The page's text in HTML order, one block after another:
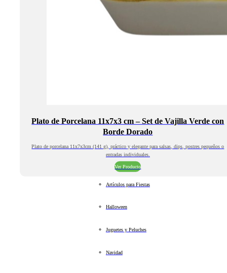
Plato de Porcelana 11x7x3 cm – Set de Vajilla Verde con
Borde Dorado
Plato de porcelana 11x7x3cm (141 g), práctico y elegante para salsas, dips, postres pequeños o
entradas individuales.
Ver Producto
Artículos para Fiestas
Halloween
Juguetes y Peluches
Navidad